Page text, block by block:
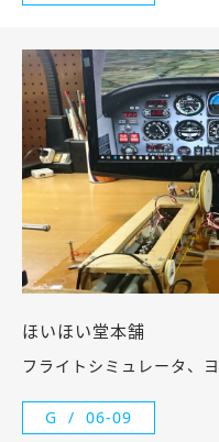
ほいほい堂本舗
フライトシミュレータ、
G 06-09